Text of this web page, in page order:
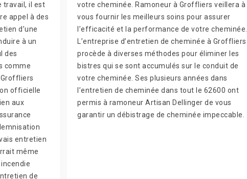
travail, il est
appel à des
d’une
à un
des
comme
officielle
aux
entretien
même
de
votre cheminée. Ramoneur à Groffliers veillera à
vous fournir les meilleurs soins pour assurer
l’efficacité et la performance de votre cheminée.
L’entreprise d’entretien de cheminée à Groffliers
procède à diverses méthodes pour éliminer les
bistres qui se sont accumulés sur le conduit de
votre cheminée. Ses plusieurs années dans
l’entretien de cheminée dans tout le 62600 ont
permis à ramoneur Artisan Dellinger de vous
garantir un débistrage de cheminée impeccable.